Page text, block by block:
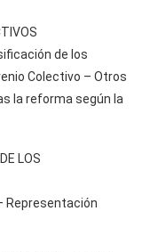
de los
Colectivo – Otros
la reforma según la
LOS
Representación